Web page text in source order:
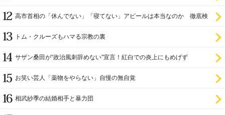
高市首相の「休んでない」「寝てない」アピールは本当なのか 徹底検
トム・クルーズもハマる宗教の裏
サザン桑田が“政治風刺辞めない”宣言！紅白での炎上にもめげず
お笑い芸人「薬物をやらない」自慢の無自覚
相武紗季の結婚相手と暴力団